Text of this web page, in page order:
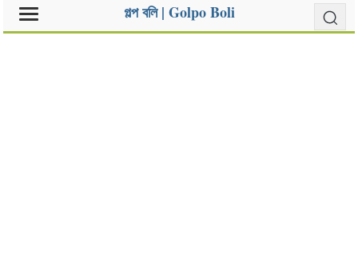
গল্প বলি | Golpo Boli